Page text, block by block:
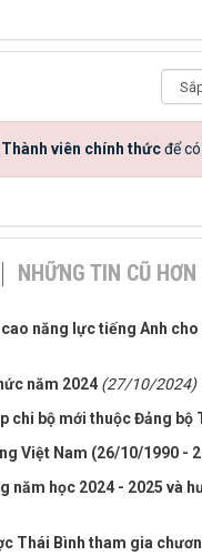
Thành viên chính thứcđể
NHỮNG TIN CŨ HƠN
năng lực tiếng Anh
năm 2024 (27/10/2024)
chi bộ mới thuộc Đảng
Việt Nam (26/10/1990 -
năm học 2024 - 2025 và
Thái Bình tham gia